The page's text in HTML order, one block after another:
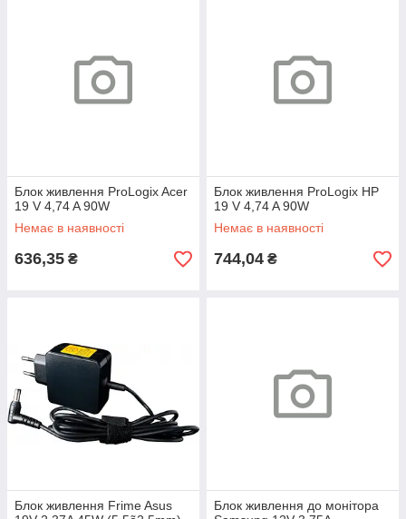
Блок живлення ProLogix Acer
19 V 4,74 A 90W
Немає в наявності
636,35 ₴
Блок живлення ProLogix HP
19 V 4,74 A 90W
Немає в наявності
744,04 ₴
Блок живлення Frime Asus
Блок живлення до монітора